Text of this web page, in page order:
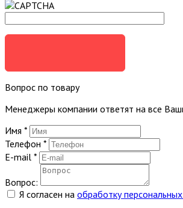
Вопрос по товару
Менеджеры компании ответят на все
Имя *
Телефон *
E-mail *
Вопрос:
Я согласен на обработку